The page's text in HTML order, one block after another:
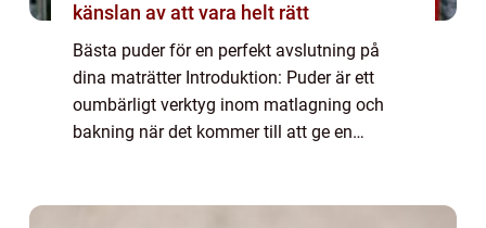
känslan av att vara helt rätt
Bästa puder för en perfekt avslutning på
dina maträtter Introduktion: Puder är ett
oumbärligt verktyg inom matlagning och
bakning när det kommer till att ge en